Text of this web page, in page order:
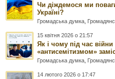
Чи діждемося ми
Україні?
Громадська думка,
15 квітня 2026 о 21:57
Як і чому під час
«антисемітизмом»
Громадська думка,
14 лютого 2026 о 17:47